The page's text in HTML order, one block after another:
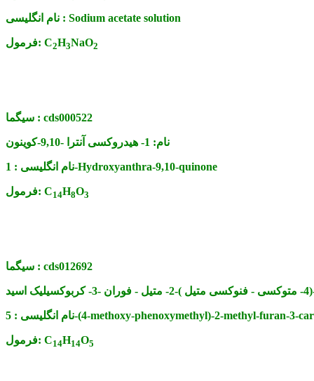
نام انگلیسی : Sodium acetate solution
فرمول: C2H3NaO2
سیگما : cds000522
نام: 1- هیدروکسی آنترا -9,10-کوینون
نام انگلیسی :1-Hydroxyanthra-9,10-quinone
فرمول: C14H8O3
سیگما : cds012692
نام انگلیسی : 5-(4-methoxy-phenoxymethyl)-2-methyl-furan-3-
فرمول: C14H14O5